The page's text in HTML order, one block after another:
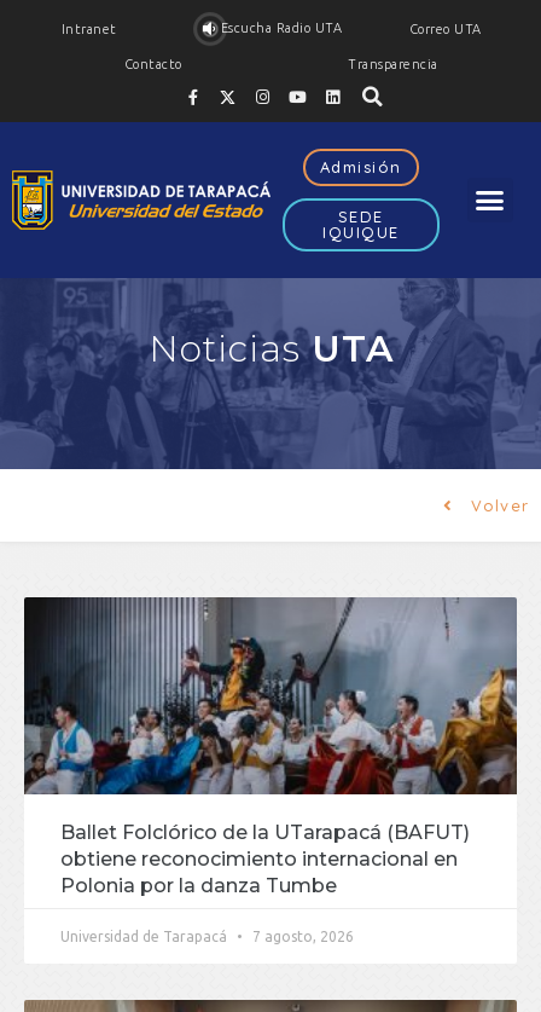
Intranet Escucha Radio UTA Correo UTA
Contacto Transparencia
Admisión
SEDE
IQUIQUE
NoticiasUTA
Volver
Ballet Folclórico de la UTarapacá (BAFUT)
obtiene reconocimiento internacional en
Polonia por la danza Tumbe
Universidad de Tarapacá 7 agosto, 2026